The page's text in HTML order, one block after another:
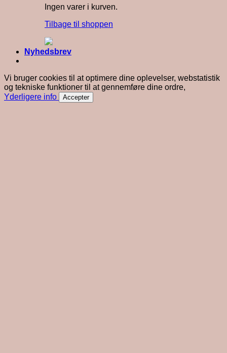
Ingen varer i kurven.
Tilbage til shoppen
Nyhedsbrev
Vi bruger cookies til at optimere dine oplevelser, webstatistik
og tekniske funktioner til at gennemføre dine ordre,
Yderligere info
Accepter